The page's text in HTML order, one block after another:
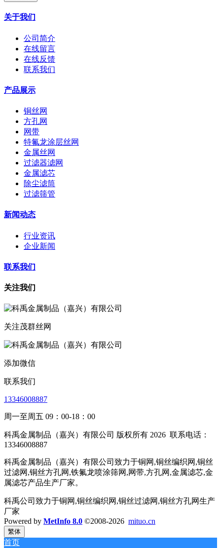
关于我们
公司简介
在线留言
在线反馈
联系我们
产品展示
铜丝网
方孔网
网带
特氟龙涂层丝网
金属丝网
过滤器滤网
金属滤芯
除尘滤筒
过滤筛管
新闻动态
行业资讯
企业新闻
联系我们
关注我们
关注茂群丝网
添加微信
联系我们
13346008887
周一至周五 09：00-18：00
科禹金属制品（嘉兴）有限公司 版权所有 2026 联系电话：
13346008887
科禹金属制品（嘉兴）有限公司致力于铜网,铜丝编织网,铜丝
过滤网,铜丝方孔网,铁氟龙喷涂筛网,网带,方孔网,金属滤芯,金
属滤芯产品生产厂家。
科禹公司致力于铜网,铜丝编织网,铜丝过滤网,铜丝方孔网生产
厂家
Powered by MetInfo 8.0 ©2008-2026 mituo.cn
繁体
首页